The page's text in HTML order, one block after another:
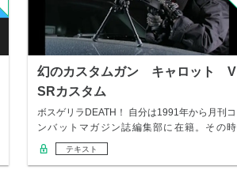
幻のカスタムガン キャロット V
SRカスタム
ボスゲリラDEATH！ 自分は1991年から月刊コ
ンバットマガジン誌編集部に在籍。その時
代…
テキスト